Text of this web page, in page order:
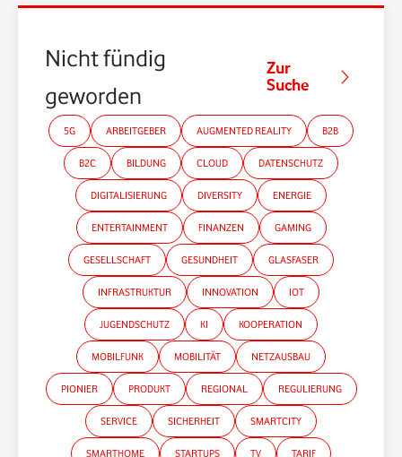
Nicht fündig
geworden?
Zur
Suche
5G ARBEITGEBER AUGMENTED REALITY B2B
B2C BILDUNG CLOUD DATENSCHUTZ
DIGITALISIERUNG DIVERSITY ENERGIE
ENTERTAINMENT FINANZEN GAMING
GESELLSCHAFT GESUNDHEIT GLASFASER
INFRASTRUKTUR INNOVATION IOT
JUGENDSCHUTZ KI KOOPERATION
MOBILFUNK MOBILITÄT NETZAUSBAU
PIONIER PRODUKT REGIONAL REGULIERUNG
SERVICE SICHERHEIT SMARTCITY
SMARTHOME STARTUPS TV TARIF